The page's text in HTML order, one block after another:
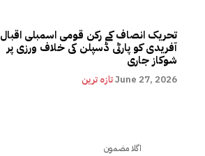
تحریک انصاف کے رکن قومی اسمبلی اقبال
آفریدی کو پارٹی ڈسپلن کی خلاف ورزی پر
شوکاز جاری
تازہ ترینJune 27, 2026
اگلا مضمون